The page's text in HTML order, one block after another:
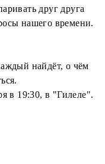
друг друга
нашего времени.
найдёт, о чём
в 19:30, в "Гилеле".